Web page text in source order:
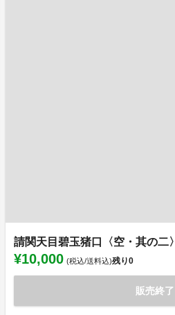
請関天目碧玉猪口〈空・其の二〉
¥10,000 (税込/送料込)残り0
販売終了